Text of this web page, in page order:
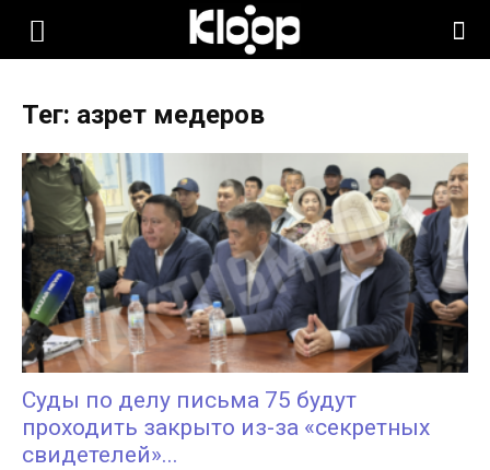
KLOOP.KG
Новости
Кыргызстана
Тег: азрет медеров
Суды по делу письма 75 будут
проходить закрыто из-за «секретных
свидетелей»...